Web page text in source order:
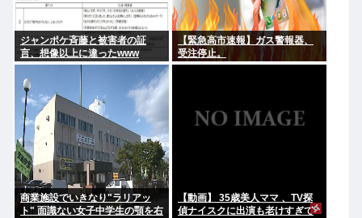
ジャンポケ斉藤と被害者の証
言、想像以上に違ったwww
【緊急高市速報】ガス警報器、
受注停止。
商業施設でいきなり"ラリアッ
ト" 面識ない女子中学生の顎を右
【動画】 35歳美人ママ 、TV探
偵ナイスクに出演も老けすぎて